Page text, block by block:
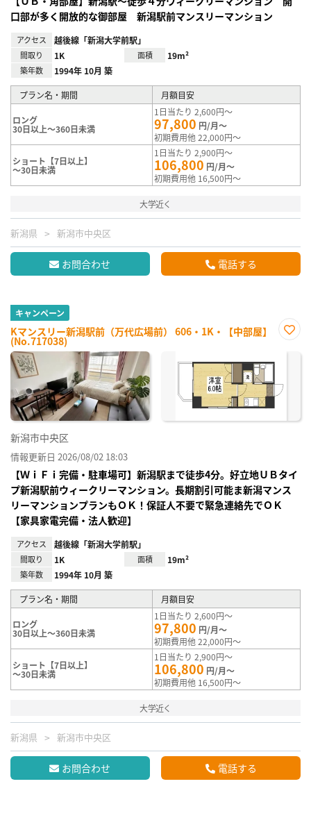
口部が多く開放的な御部屋 新潟駅前マンスリーマンション
アクセス 越後線「新潟大学前駅」
間取り 1K 面積 19m²
築年数 1994年 10月 築
プラン名・期間 月額目安
ロング
30日以上～360日未満
1日当たり 2,600円～
97,800 円/月～
初期費用他 22,000円～
ショート【7日以上】
～30日未満
1日当たり 2,900円～
106,800 円/月～
初期費用他 16,500円～
大学近く
新潟県 新潟市中央区
お問合わせ 電話する
キャンペーン
Kマンスリー新潟駅前（万代広場前） 606・1K・【中部屋】
(No.717038)
に入
新潟市中央区
情報更新日 2026/08/02 18:03
【ＷｉＦｉ完備・駐車場可】新潟駅まで徒歩4分。好立地ＵＢタイ
プ新潟駅前ウィークリーマンション。長期割引可能ま新潟マンス
リーマンションプランもＯＫ！保証人不要で緊急連絡先でＯＫ
【家具家電完備・法人歓迎】
アクセス 越後線「新潟大学前駅」
間取り 1K 面積 19m²
築年数 1994年 10月 築
プラン名・期間 月額目安
ロング
30日以上～360日未満
1日当たり 2,600円～
97,800 円/月～
初期費用他 22,000円～
ショート【7日以上】
～30日未満
1日当たり 2,900円～
106,800 円/月～
初期費用他 16,500円～
大学近く
新潟県 新潟市中央区
お問合わせ 電話する